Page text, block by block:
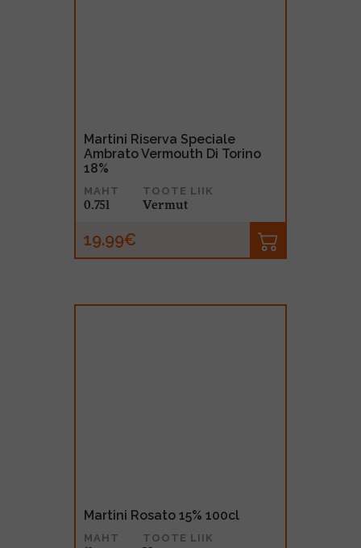
Martini Riserva Speciale
Ambrato Vermouth Di Torino
18%
MAHT
0.75l
TOOTE LIIK
Vermut
19.99€
Martini Rosato 15% 100cl
MAHT
TOOTE LIIK